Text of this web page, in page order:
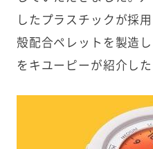
したプラスチックが採
殻配合ペレットを製造
をキユーピーが紹介し